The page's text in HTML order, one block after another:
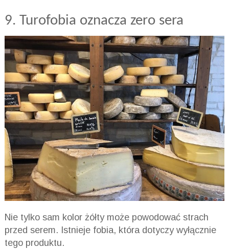
9. Turofobia oznacza zero sera
Nie tylko sam kolor żółty może powodować strach
przed serem. Istnieje fobia, która dotyczy wyłącznie
tego produktu.